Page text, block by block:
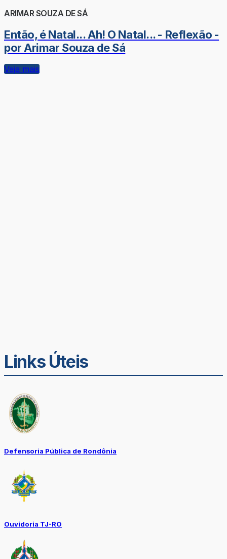
ARIMAR SOUZA DE SÁ
Então, é Natal... Ah! O Natal... - Reflexão -
por Arimar Souza de Sá
Veja mais
Links Úteis
Defensoria Pública de Rondônia
Ouvidoria TJ-RO